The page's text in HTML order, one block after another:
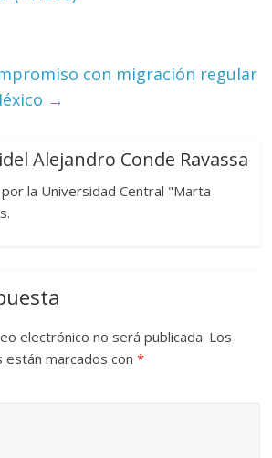
con migración regular
→
Alejandro Conde Ravassa
la Universidad Central "Marta
electrónico no será publicada. Los
están marcados con*